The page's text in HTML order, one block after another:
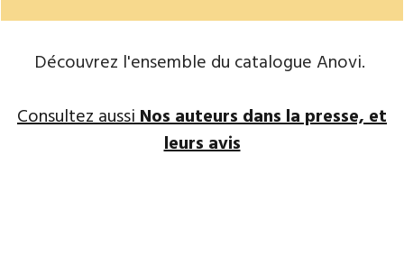
Découvrez l'ensemble du catalogue Anovi.
Consultez aussiNos auteurs dans la presse, et
leurs avis